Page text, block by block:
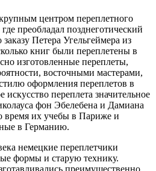
центром переплетного
преобладал позднеготический
Петера Угельгеймера из
книг были переплетены в
изготовленные переплеты,
восточными мастерами,
оформления переплетов в
переплета значительное
фон Эбелебена и Дамиана
время их учебы в Париже и
в Германию.
немецкие переплетчики
формы и старую технику.
преимущественно